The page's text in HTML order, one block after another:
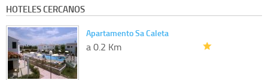
HOTELES CERCANOS
Apartamento Sa Caleta
a 0.2 Km